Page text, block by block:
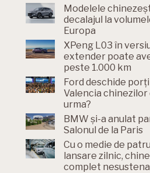
Modelele
decalajul la
Europa
XPeng L03 în
extender poate
peste 1.000 km
Ford deschide
Valencia chinezilor
urma?
BMW și-a anulat
Salonul de la Paris
Cu o medie de
lansare zilnic,
complet